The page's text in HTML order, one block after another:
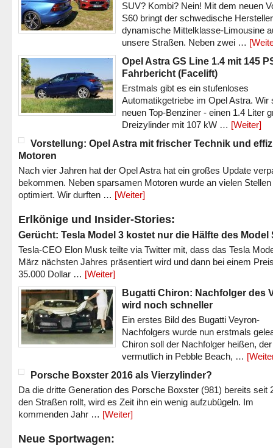
SUV? Kombi? Nein! Mit dem neuen
S60 bringt der schwedische
dynamische Mittelklasse-Limousine
unsere Straßen. Neben zwei …
Opel Astra GS Line 1.4 mit 145
Fahrbericht (Facelift)
Erstmals gibt es ein stufenloses
Automatikgetriebe im Opel Astra. Wir
neuen Top-Benziner - einen 1.4 Liter
Dreizylinder mit 107 kW … [Weiter]
Vorstellung: Opel Astra mit frischer Technik und
Motoren
Nach vier Jahren hat der Opel Astra hat ein großes Update
bekommen. Neben sparsamen Motoren wurde an vielen Stellen
optimiert. Wir durften … [Weiter]
Erlkönige und Insider-Stories:
Gerücht: Tesla Model 3 kostet nur die Hälfte des Model
Tesla-CEO Elon Musk teilte via Twitter mit, dass das Tesla
März nächsten Jahres präsentiert wird und dann bei einem
35.000 Dollar … [Weiter]
Bugatti Chiron: Nachfolger des
wird noch schneller
Ein erstes Bild des Bugatti Veyron-
Nachfolgers wurde nun erstmals
Chiron soll der Nachfolger heißen, der
vermutlich in Pebble Beach, …
Porsche Boxster 2016 als Vierzylinder?
Da die dritte Generation des Porsche Boxster (981) bereits seit
den Straßen rollt, wird es Zeit ihn ein wenig aufzubügeln. Im
kommenden Jahr … [Weiter]
Neue Sportwagen: